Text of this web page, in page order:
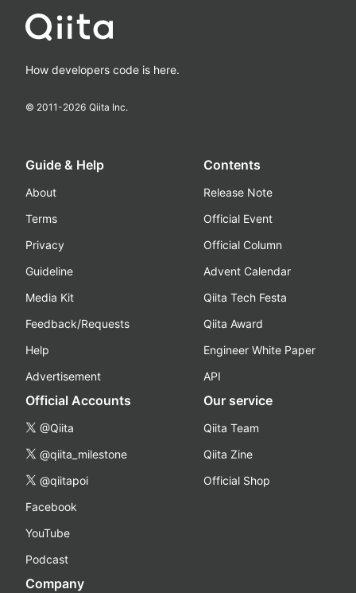
How developers code is here.
© 2011-2026 Qiita Inc.
Guide & Help
About
Terms
Privacy
Guideline
Media Kit
Feedback/Requests
Help
Advertisement
Contents
Release Note
Official Event
Official Column
Advent Calendar
Qiita Tech Festa
Qiita Award
Engineer White Paper
API
Official Accounts
@Qiita
@qiita_milestone
@qiitapoi
Facebook
YouTube
Podcast
Our service
Qiita Team
Qiita Zine
Official Shop
Company